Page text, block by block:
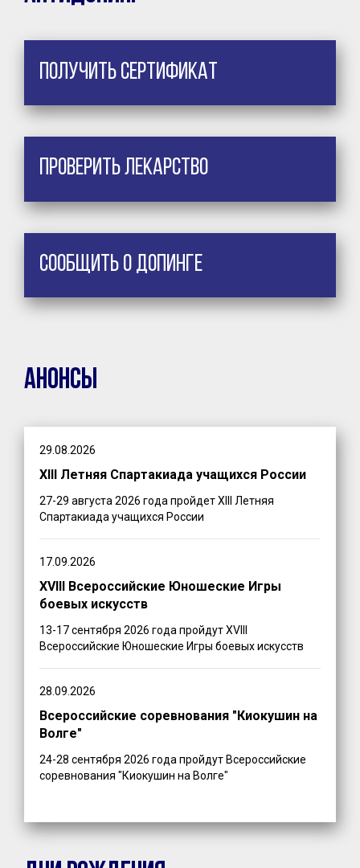
Получить сертификат
Проверить лекарство
Сообщить о допинге
Анонсы
29.08.2026
XIII Летняя Спартакиада учащихся России
27-29 августа 2026 года пройдет XIII Летняя
Спартакиада учащихся России
17.09.2026
XVIII Всероссийские Юношеские Игры
боевых искусств
13-17 сентября 2026 года пройдут XVIII
Всероссийские Юношеские Игры боевых искусств
28.09.2026
Всероссийские соревнования "Киокушин на
Волге"
24-28 сентября 2026 года пройдут Всероссийские
соревнования "Киокушин на Волге"